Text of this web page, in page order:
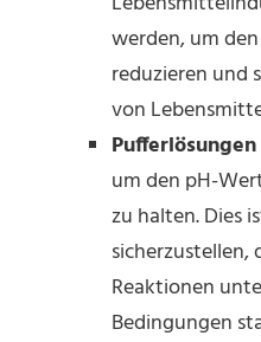
werden, um
reduzieren und
von
Pufferlösungen
um den pH-
zu halten. Dies
sicherzustellen,
Reaktionen
Bedingungen